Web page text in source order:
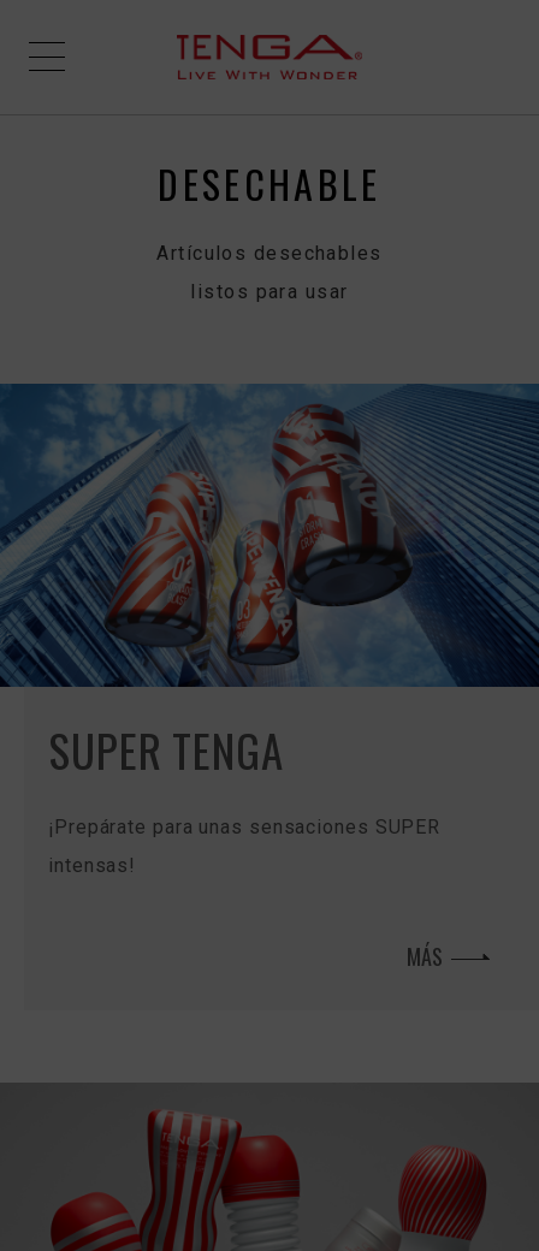
DESECHABLE
Artículos desechables
listos para usar
SUPER TENGA
¡Prepárate para unas sensaciones SUPER
intensas!
MÁS